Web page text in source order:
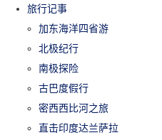
旅行记事
加东海洋四省游
北极纪行
南极探险
古巴度假行
密西西比河之旅
直击印度达兰萨拉